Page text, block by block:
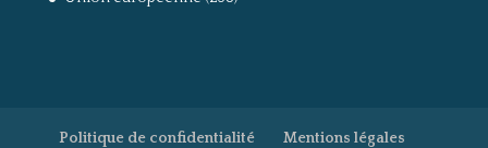
Politique de confidentialité Mentions légales